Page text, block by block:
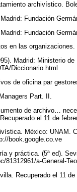
archivístico.
Fundación
Fundación
en las organizaciones.
Madrid: Ministerio
Diccionario.html
de oficina par
Part. II.
de archivo…
el 11 de
México: UNAM.
book.google.co.ve
y práctica. (5ª ed).
a-General-
Recuperado el 11